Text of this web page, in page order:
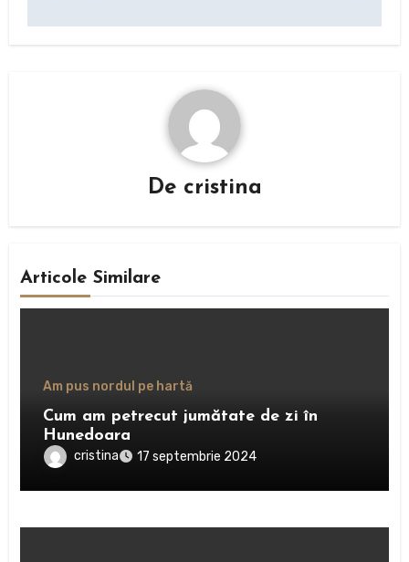
De cristina
Articole Similare
Am pus nordul pe hartă
Cum am petrecut jumătate de zi în
Hunedoara
cristina 17 septembrie 2024